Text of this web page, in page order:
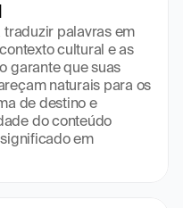
traduzir palavras em
cultural e as
garante que suas
naturais para os
de destino e
do conteúdo
em